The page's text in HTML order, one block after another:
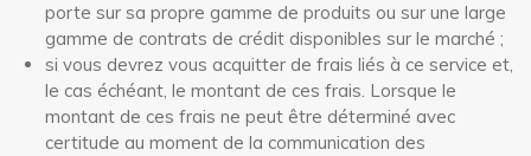
porte sur sa propre gamme de produits ou sur une large
gamme de contrats de crédit disponibles sur le marché ;
si vous devrez vous acquitter de frais liés à ce service et,
le cas échéant, le montant de ces frais. Lorsque le
montant de ces frais ne peut être déterminé avec
certitude au moment de la communication des